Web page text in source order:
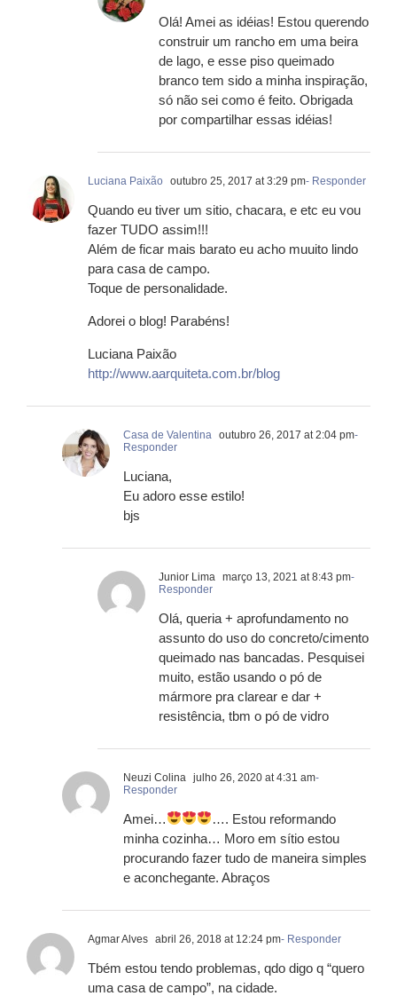
Olá! Amei as idéias! Estou querendo
construir um rancho em uma beira
de lago, e esse piso queimado
branco tem sido a minha inspiração,
só não sei como é feito. Obrigada
por compartilhar essas idéias!
Luciana Paixão outubro 25, 2017 at 3:29 pm- Responder
Quando eu tiver um sitio, chacara, e etc eu vou
fazer TUDO assim!!!
Além de ficar mais barato eu acho muuito lindo
para casa de campo.
Toque de personalidade.
Adorei o blog! Parabéns!
Luciana Paixão
http://www.aarquiteta.com.br/blog
Casa de Valentina outubro 26, 2017 at 2:04 pm-
Responder
Luciana,
Eu adoro esse estilo!
bjs
Junior Lima março 13, 2021 at 8:43 pm-
Responder
Olá, queria + aprofundamento no
assunto do uso do concreto/cimento
queimado nas bancadas. Pesquisei
muito, estão usando o pó de
mármore pra clarear e dar +
resistência, tbm o pó de vidro
Neuzi Colina julho 26, 2020 at 4:31 am-
Responder
Amei…
…. Estou reformando
minha cozinha… Moro em sítio estou
procurando fazer tudo de maneira simples
e aconchegante. Abraços
Agmar Alves abril 26, 2018 at 12:24 pm- Responder
Tbém estou tendo problemas, qdo digo q “quero
uma casa de campo”, na cidade.